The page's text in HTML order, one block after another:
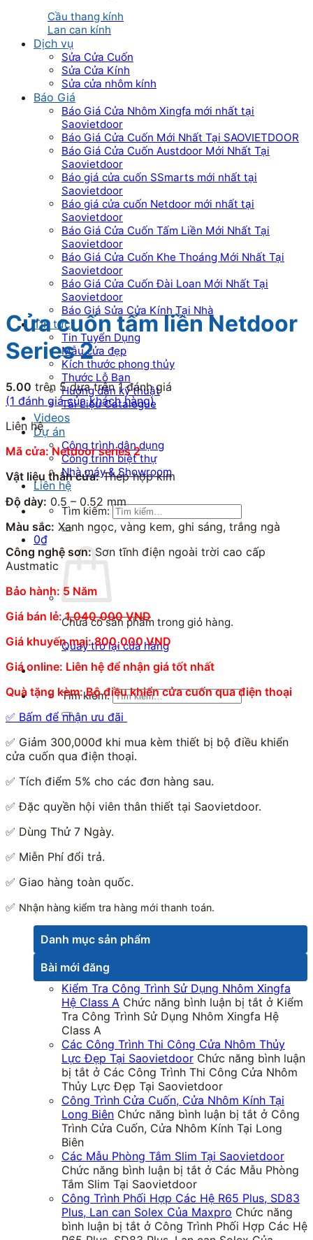
Cầu thang kính
Lan can kính
Dịch vụ
Sửa Cửa Cuốn
Sửa Cửa Kính
Sửa cửa nhôm kính
Báo Giá
Báo Giá Cửa Nhôm Xingfa mới nhất tại
Saovietdoor
Báo Giá Cửa Cuốn Mới Nhất Tại SAOVIETDOOR
Báo Giá Cửa Cuốn Austdoor Mới Nhất Tại
Saovietdoor
Báo giá cửa cuốn SSmarts mới nhất tại
Saovietdoor
Báo giá cửa cuốn Netdoor mới nhất tại
Saovietdoor
Báo Giá Cửa Cuốn Tấm Liền Mới Nhất Tại
Saovietdoor
Báo Giá Cửa Cuốn Khe Thoáng Mới Nhất Tại
Saovietdoor
Báo Giá Cửa Cuốn Đài Loan Mới Nhất Tại
Saovietdoor
Báo Giá Sửa Cửa Kính Tại Nhà
Tin tức
Tin Tuyển Dụng
Mẫu cửa đẹp
Kích thước phong thủy
Thước Lỗ Ban
Hướng dẫn kỹ thuật
Tài Liệu Catalogue
Videos
Dự án
Công trình dân dụng
Công trình biệt thự
Nhà máy & Showroom
Liên hệ
Tìm kiếm:
0₫
Chưa có sản phẩm trong giỏ hàng.
Quay trở lại cửa hàng
Tìm kiếm:
Cửa cuốn tấm liền Netdoor
Series 2
5.00 trên 5 dựa trên1đánh giá
(1 đánh giá của khách hàng)
Liên hệ
Mã cửa: Netdoor series 2
Vật liệu thân cửa:Thép hợp kim
Độ dày: 0.5 – 0.52 mm
Màu sắc: Xanh ngọc, vàng kem, ghi sáng, trắng ngà
Công nghệ sơn:Sơn tĩnh điện ngoài trời cao cấp
Austmatic
Bảo hành: 5 Năm
Giá bán lẻ:1,040,000 VND
Giá khuyến mại: 800,000 VND
Giá online: Liên hệ để nhận giá tốt nhất
Quà tặng kèm: Bộ điều khiển cửa cuốn qua điện thoại
✅ Bấm để nhận ưu đãi
✅ Giảm 300,000đ khi mua kèm thiết bị bộ điều khiển
cửa cuốn qua điện thoại.
✅ Tích điểm 5% cho các đơn hàng sau.
✅ Đặc quyền hội viên thân thiết tại Saovietdoor.
✅ Dùng Thử 7 Ngày.
✅ Miễn Phí đổi trả.
✅ Giao hàng toàn quốc.
✅ Nhận hàng kiểm tra hàng mới thanh toán.
Danh mục sản phẩm
Bài mới đăng
Kiểm Tra Công Trình Sử Dụng Nhôm Xingfa
Hệ Class A Chức năng bình luận bị tắt ở Kiểm
Tra Công Trình Sử Dụng Nhôm Xingfa Hệ
Class A
Các Công Trình Thi Công Cửa Nhôm Thủy
Lực Đẹp Tại Saovietdoor Chức năng bình luận
bị tắt ở Các Công Trình Thi Công Cửa Nhôm
Thủy Lực Đẹp Tại Saovietdoor
Công Trình Cửa Cuốn, Cửa Nhôm Kính Tại
Long Biên Chức năng bình luận bị tắt ở Công
Trình Cửa Cuốn, Cửa Nhôm Kính Tại Long
Biên
Các Mẫu Phòng Tắm Slim Tại Saovietdoor
Chức năng bình luận bị tắt ở Các Mẫu Phòng
Tắm Slim Tại Saovietdoor
Công Trình Phối Hợp Các Hệ R65 Plus, SD83
Plus, Lan can Solex Của Maxpro Chức năng
bình luận bị tắt ở Công Trình Phối Hợp Các Hệ